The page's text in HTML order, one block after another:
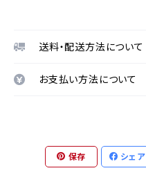
送料・配送方法について
お支払い方法について
保存 シェア